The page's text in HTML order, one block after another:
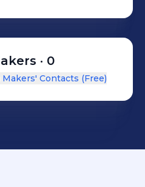
· 0
Contacts (Free)